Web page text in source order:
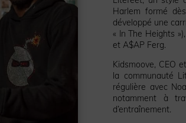
Harlem formé
développé une
« In The Heights
et A$AP Ferg.
Kidsmoove, CEO
la communauté
régulière avec
notamment à
d’entraînement.